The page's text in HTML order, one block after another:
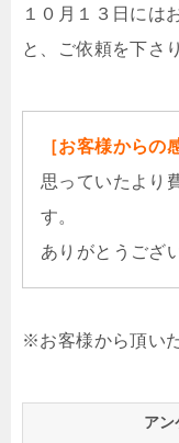
１０月１３日には
と、ご依頼を下さ
［お客様からの
思っていたより
す。
ありがとうござ
※お客様から頂い
アン